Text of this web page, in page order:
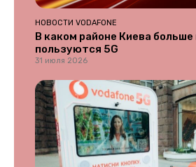
НОВОСТИ VODAFONE
В каком районе Киева больше
пользуются 5G
31 июля 2026